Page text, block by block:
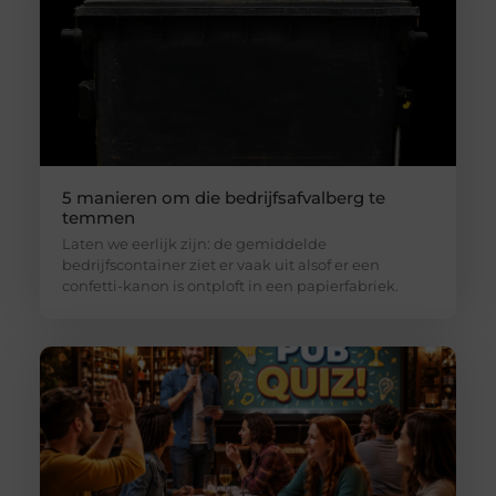
5 manieren om die bedrijfsafvalberg te
temmen
Laten we eerlijk zijn: de gemiddelde
bedrijfscontainer ziet er vaak uit alsof er een
confetti-kanon is ontploft in een papierfabriek.